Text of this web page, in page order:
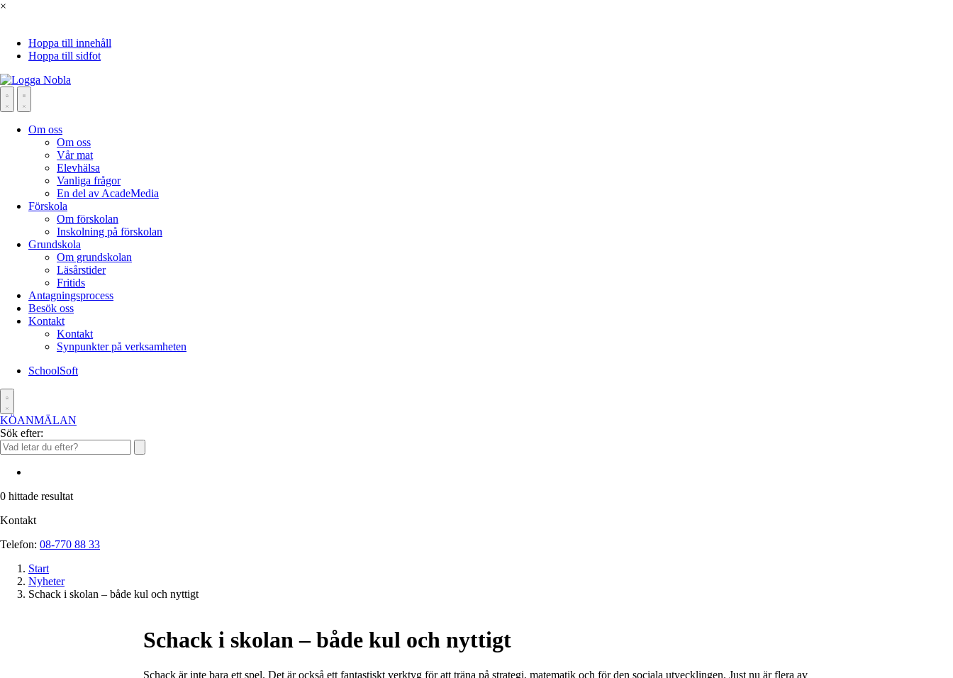
×
Hoppa till innehåll
Hoppa till sidfot
Om oss
Om oss
Vår mat
Elevhälsa
Vanliga frågor
En del av AcadeMedia
Förskola
Om förskolan
Inskolning på förskolan
Grundskola
Om grundskolan
Läsårstider
Fritids
Antagningsprocess
Besök oss
Kontakt
Kontakt
Synpunkter på verksamheten
SchoolSoft
KÖANMÄLAN
Sök efter:
0 hittade resultat
Kontakt
Telefon: 08-770 88 33
Start
Nyheter
Schack i skolan – både kul och nyttigt
Schack i skolan – både kul och nyttigt
Schack är inte bara ett spel. Det är också ett fantastiskt verktyg för att träna på strategi, matematik och för den sociala utvecklingen. Just nu är flera av